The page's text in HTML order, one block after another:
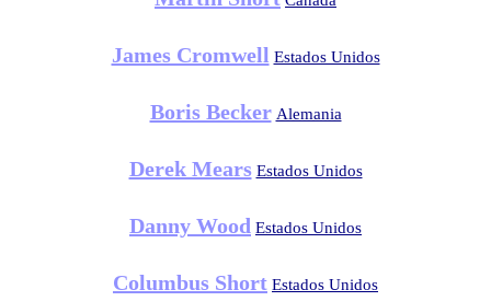
James Cromwell Estados Unidos
Boris Becker Alemania
Derek Mears Estados Unidos
Danny Wood Estados Unidos
Columbus Short Estados Unidos